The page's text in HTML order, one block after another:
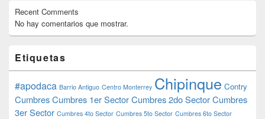
Recent Comments
No hay comentarios que mostrar.
Etiquetas
#apodaca Barrio Antiguo Centro Monterrey Chipinque Contry
CumbresCumbres 1er SectorCumbres 2do SectorCumbres
3er Sector Cumbres 4to Sector Cumbres 5to Sector Cumbres 6to Sector